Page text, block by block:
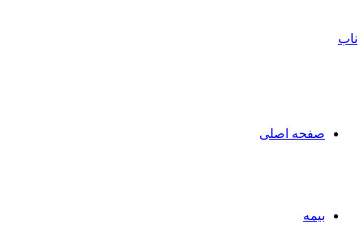
صفحه اصلی
بیمه